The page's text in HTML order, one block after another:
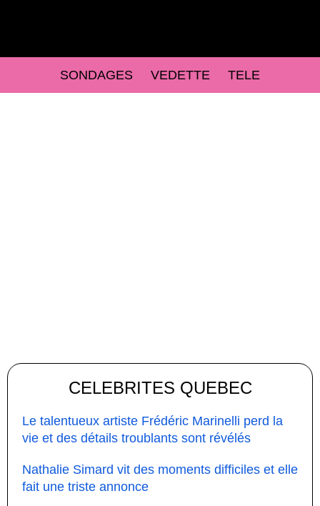
SONDAGES VEDETTE TELE
CELEBRITES QUEBEC
Le talentueux artiste Frédéric Marinelli perd la
vie et des détails troublants sont révélés
Nathalie Simard vit des moments difficiles et elle
fait une triste annonce